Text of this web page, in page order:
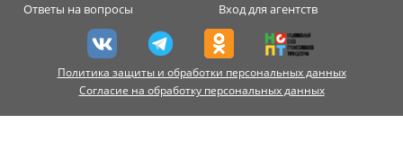
Ответы на вопросы
Вход для агентств
Политика защиты и обработки персональных данных
Согласие на обработку персональных данных